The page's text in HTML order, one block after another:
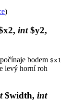
)
int$y2,
bodem $x1
levý horní roh
$width, int